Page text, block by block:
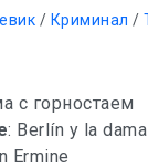
/ Криминал /
с горностаем
: Berlín y la
Ermine